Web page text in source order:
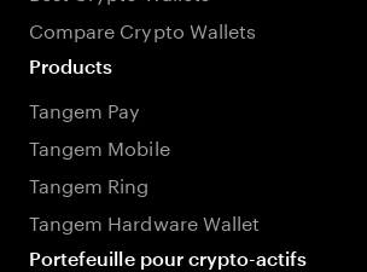
Compare Crypto Wallets
Products
Tangem Pay
Tangem Mobile
Tangem Ring
Tangem Hardware Wallet
Portefeuille pour crypto-actifs